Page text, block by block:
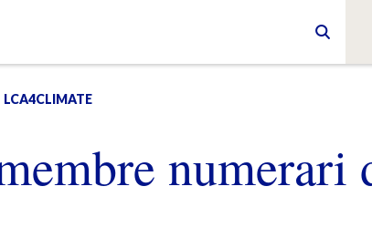
LCA4CLIMATE
numerari